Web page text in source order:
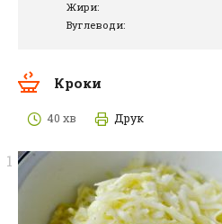
Жири:
Вуглеводи:
Кроки
40 хв Друк